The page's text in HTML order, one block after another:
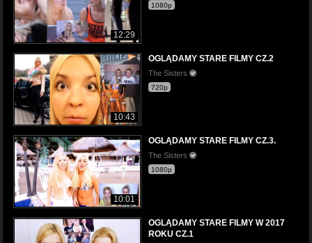
12:29
1080p
10:43
OGLĄDAMY STARE FILMY CZ.2
The Sisters
720p
10:01
OGLĄDAMY STARE FILMY CZ.3.
The Sisters
1080p
OGLĄDAMY STARE FILMY W 2017
ROKU CZ.1